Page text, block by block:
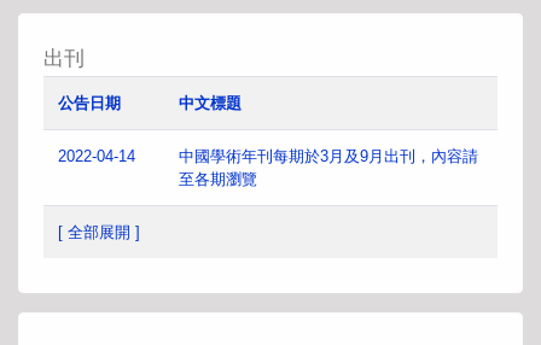
出刊
公告日期 中文標題
2022-04-14
中國學術年刊每期於3月及9月出刊，內容請
至各期瀏覽
[ 全部展開 ]